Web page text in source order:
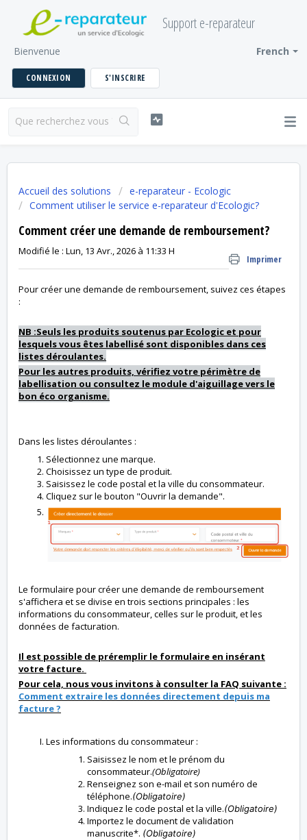
Support e-reparateur
French
Bienvenue
CONNEXION S'INSCRIRE
Accueil des solutions
e-reparateur - Ecologic
Comment utiliser le service e-reparateur d'Ecologic?
Comment créer une demande de remboursement?
Imprimer
Modifié le : Lun, 13 Avr., 2026 à 11:33 H
Pour créer une demande de remboursement, suivez ces étapes
:
NB :Seuls les produits soutenus par Ecologic et pour
lesquels vous êtes labellisé sont disponibles dans ces
listes déroulantes.
Pour les autres produits, vérifiez votre périmètre de
labellisation ou consultez le module d'aiguillage vers le
bon éco organisme.
Dans les listes déroulantes :
Sélectionnez une marque.
Choisissez un type de produit.
Saisissez le code postal et la ville du consommateur.
Cliquez sur le bouton "Ouvrir la demande".
Le formulaire pour créer une demande de remboursement
s'affichera et se divise en trois sections principales : les
informations du consommateur, celles sur le produit, et les
données de facturation.
Il est possible de préremplir le formulaire en insérant
votre facture.
Pour cela, nous vous invitons à consulter la FAQ suivante :
Comment extraire les données directement depuis ma
facture ?
Les informations du consommateur :
Saisissez le nom et le prénom du
consommateur.(Obligatoire)
Renseignez son e-mail et son numéro de
téléphone.(Obligatoire)
Indiquez le code postal et la ville.(Obligatoire)
Importez le document de validation
manuscrite*. (Obligatoire)